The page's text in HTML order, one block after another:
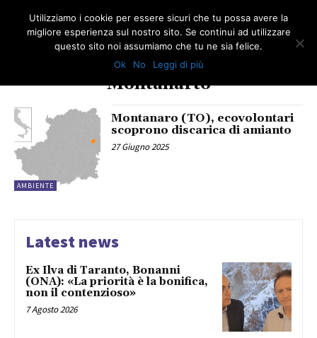
Montanarto
AMBIENTE
Montanaro (TO), ecovolontari
scoprono discarica di amianto
27 Giugno 2025
Latest news
Ex Ilva di Taranto, Bonanni
(ONA): «La priorità è la bonifica,
non il contenzioso»
7 Agosto 2026
Utilizziamo i cookie per essere sicuri che tu possa avere la
migliore esperienza sul nostro sito. Se continui ad utilizzare
questo sito noi assumiamo che tu ne sia felice.
Ok
No Leggi di più